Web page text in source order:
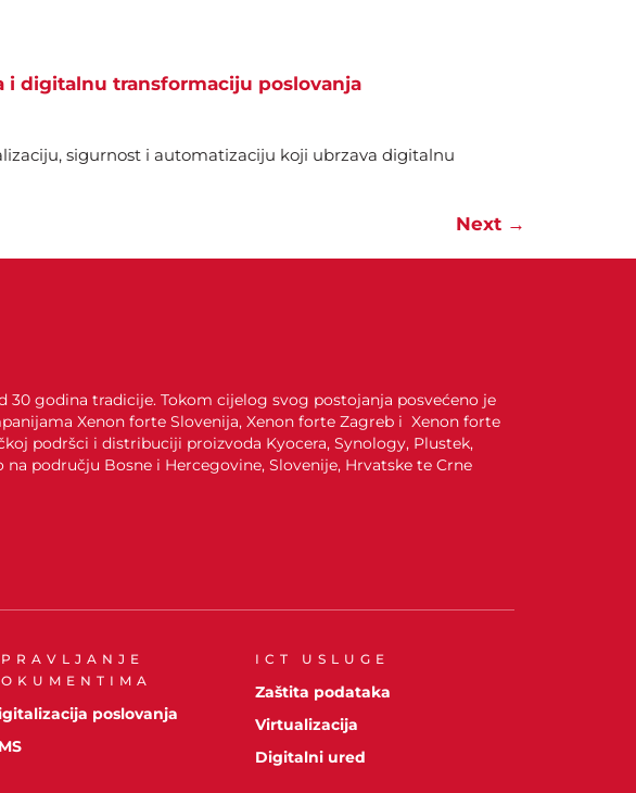
digitalnu transformaciju poslovanja
sigurnost i automatizaciju koji ubrzava digitalnu
Next →
30 godina tradicije. Tokom cijelog svog postojanja posvećeno je
Xenon forte Slovenija, Xenon forte Zagreb i Xenon forte
podršci i distribuciji proizvoda Kyocera, Synology, Plustek,
području Bosne i Hercegovine, Slovenije, Hrvatske te Crne
poslovanja
ICT USLUGE
Zaštita podataka
Virtualizacija
Digitalni ured